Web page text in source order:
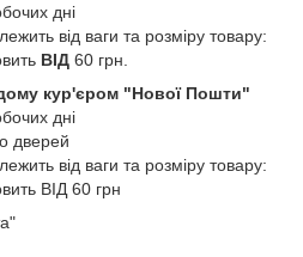
дні
від ваги та розміру товару:
ВІД 60 грн.
кур'єром "Нової Пошти"
дні
дверей
від ваги та розміру товару:
ВІД 60 грн